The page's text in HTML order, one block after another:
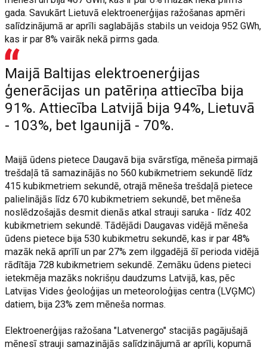
gada. Savukārt Lietuvā elektroenerģijas ražošanas apmēri
salīdzinājumā ar aprīli saglabājās stabils un veidoja 952 GWh,
kas ir par 8% vairāk nekā pirms gada.
Maijā Baltijas elektroenerģijas
ģenerācijas un patēriņa attiecība bija
91%. Attiecība Latvijā bija 94%, Lietuvā
- 103%, bet Igaunijā - 70%.
Maijā ūdens pietece Daugavā bija svārstīga, mēneša pirmajā
trešdaļā tā samazinājās no 560 kubikmetriem sekundē līdz
415 kubikmetriem sekundē, otrajā mēneša trešdaļā pietece
palielinājās līdz 670 kubikmetriem sekundē, bet mēneša
noslēdzošajās desmit dienās atkal strauji saruka - līdz 402
kubikmetriem sekundē. Tādējādi Daugavas vidējā mēneša
ūdens pietece bija 530 kubikmetru sekundē, kas ir par 48%
mazāk nekā aprīlī un par 27% zem ilggadējā šī perioda vidējā
rādītāja 728 kubikmetriem sekundē. Zemāku ūdens pieteci
ietekmēja mazāks nokrišņu daudzums Latvijā, kas, pēc
Latvijas Vides ģeoloģijas un meteoroloģijas centra (LVĢMC)
datiem, bija 23% zem mēneša normas.
Elektroenerģijas ražošana "Latvenergo" stacijās pagājušajā
mēnesī strauji samazinājās salīdzinājumā ar aprīli, kopumā